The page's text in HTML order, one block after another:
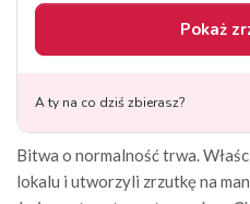
Bitwa o normalność trwa.
lokalu i utworzyli zrzutkę na